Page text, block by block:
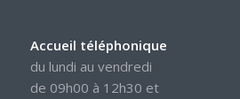
Accueil téléphonique
du lundi au vendredi
de 09h00 à 12h30 et